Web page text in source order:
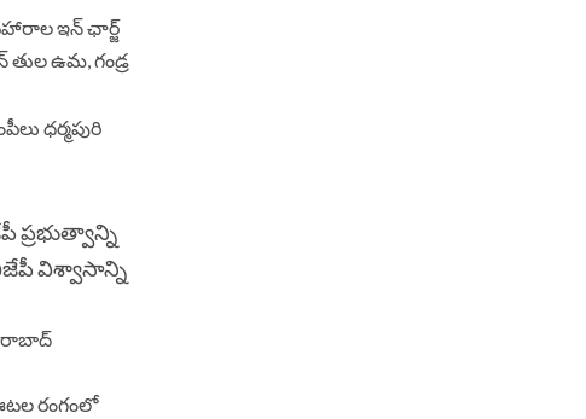
ఇన్ ఛార్జ్
ఉమ, గండ్ర
ధర్మపురి
ప్రభుత్వాన్ని
విశ్వాసాన్ని
రంగంలో